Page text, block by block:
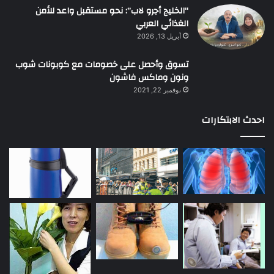
“الخليج أجرو لاب”: نحو مستقبل واعد للأمن
الغذائي العربي
أبريل 13, 2026
تسوق وأحصل على خصومات مع كوبونات شوب
ونون وماكس فاشون
نوفمبر 22, 2021
احدث الابتكارات